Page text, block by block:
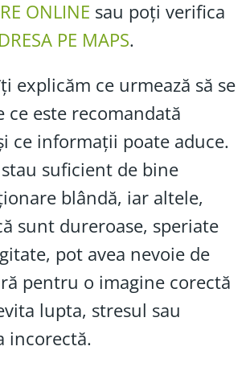
ONLINE sau poți verifica
PE MAPS.
explicăm ce urmează să se
ce este recomandată
ce informații poate aduce.
suficient de bine
blândă, iar altele,
sunt dureroase, speriate
pot avea nevoie de
pentru o imagine corectă
lupta, stresul sau
incorectă.